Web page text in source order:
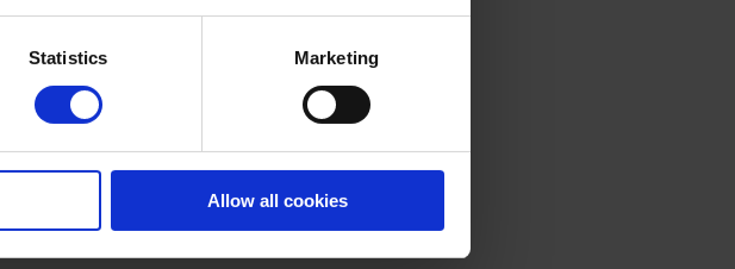
Statistics Marketing
Allow all cookies